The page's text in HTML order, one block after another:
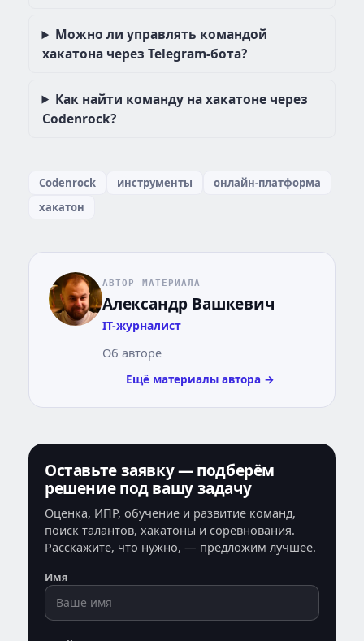
Можно ли управлять командой
хакатона через Telegram-бота?
Как найти команду на хакатоне через
Codenrock?
Codenrock инструменты
онлайн-платформа
хакатон
АВТОР МАТЕРИАЛА
Александр Вашкевич
IT-журналист
Об авторе
Ещё материалы автора →
Оставьте заявку — подберём
решение под вашу задачу
Оценка, ИПР, обучение и развитие команд,
поиск талантов, хакатоны и соревнования.
Расскажите, что нужно, — предложим лучшее.
Имя